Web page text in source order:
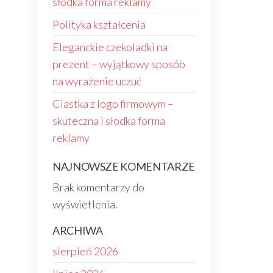
Polityka kształcenia
Eleganckie czekoladki na
prezent – wyjątkowy sposób
na wyrażenie uczuć
Ciastka z logo firmowym –
skuteczna i słodka forma
reklamy
NAJNOWSZE KOMENTARZE
Brak komentarzy do
wyświetlenia.
ARCHIWA
sierpień 2026